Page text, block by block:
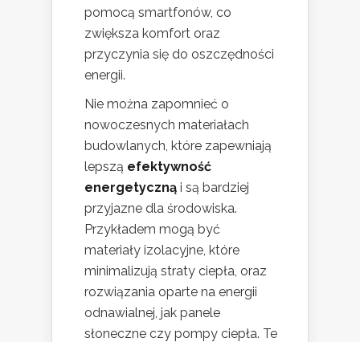
pomocą smartfonów, co
zwiększa komfort oraz
przyczynia się do oszczędności
energii.
Nie można zapomnieć o
nowoczesnych materiałach
budowlanych, które zapewniają
lepszą efektywność
energetyczną i są bardziej
przyjazne dla środowiska.
Przykładem mogą być
materiały izolacyjne, które
minimalizują straty ciepła, oraz
rozwiązania oparte na energii
odnawialnej, jak panele
słoneczne czy pompy ciepła. Te